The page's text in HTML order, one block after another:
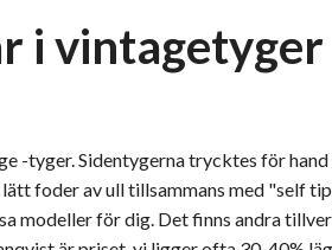
i vintagetyger
-tyger. Sidentygerna trycktes för
foder av ull tillsammans med "self
modeller för dig. Det finns andra